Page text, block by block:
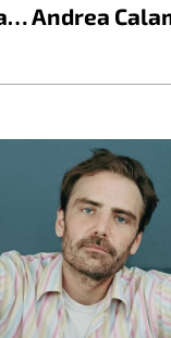
Andrea